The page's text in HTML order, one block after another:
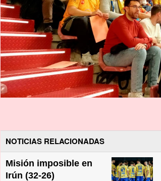
NOTICIAS RELACIONADAS
Misión imposible en
Irún (32-26)